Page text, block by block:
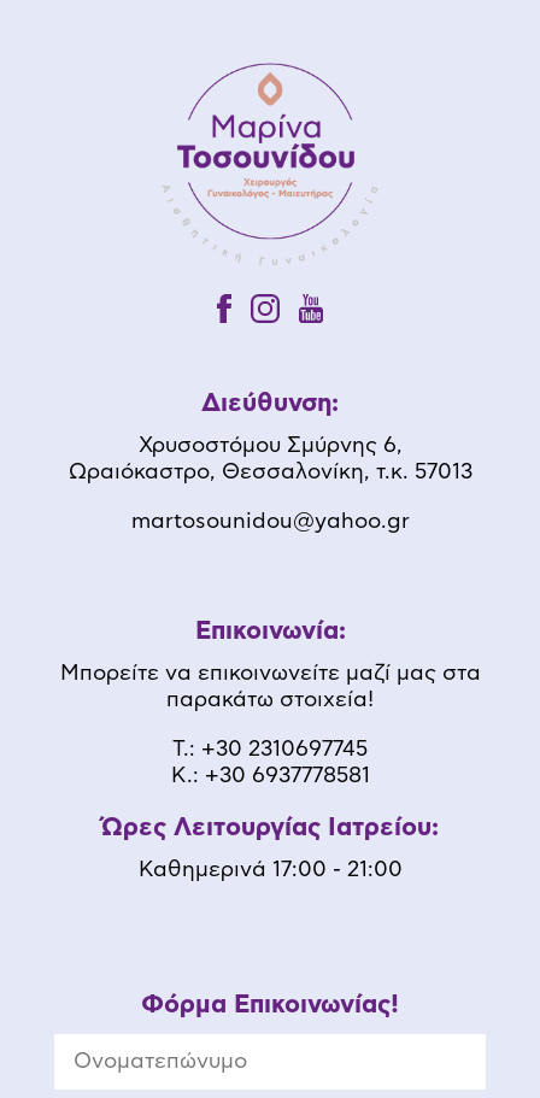
Διεύθυνση:
Χρυσοστόμου Σμύρνης 6,
Ωραιόκαστρο, Θεσσαλονίκη, τ.κ. 57013
martosounidou@yahoo.gr
Επικοινωνία:
Μπορείτε να επικοινωνείτε μαζί μας στα
παρακάτω στοιχεία!
Τ.: +30 2310697745
K.: +30 6937778581
Ώρες Λειτουργίας Ιατρείου:
Καθημερινά 17:00 - 21:00
Φόρμα Επικοινωνίας!